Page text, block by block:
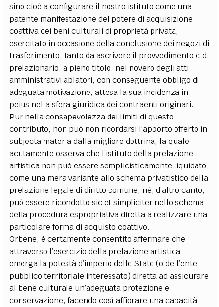
sino cioè a configurare il nostro istituto come una
patente manifestazione del potere di acquisizione
coattiva dei beni culturali di proprietà privata,
esercitato in occasione della conclusione dei negozi di
trasferimento, tanto da ascrivere il provvedimento c.d.
prelazionario, a pieno titolo, nel novero degli atti
amministrativi ablatori, con conseguente obbligo di
adeguata motivazione, attesa la sua incidenza in
peius nella sfera giuridica dei contraenti originari.
Pur nella consapevolezza dei limiti di questo
contributo, non può non ricordarsi l’apporto offerto in
subjecta materia dalla migliore dottrina, la quale
acutamente osserva che l’istituto della prelazione
artistica non può essere semplicisticamente liquidato
come una mera variante allo schema privatistico della
prelazione legale di diritto comune, né, d’altro canto,
può essere ricondotto sic et simpliciter nello schema
della procedura espropriativa diretta a realizzare una
particolare forma di acquisto coattivo.
Orbene, è certamente consentito affermare che
attraverso l’esercizio della prelazione artistica
emerga la potestà d’imperio dello Stato (o dell’ente
pubblico territoriale interessato) diretta ad assicurare
al bene culturale un’adeguata protezione e
conservazione, facendo così affiorare una capacità